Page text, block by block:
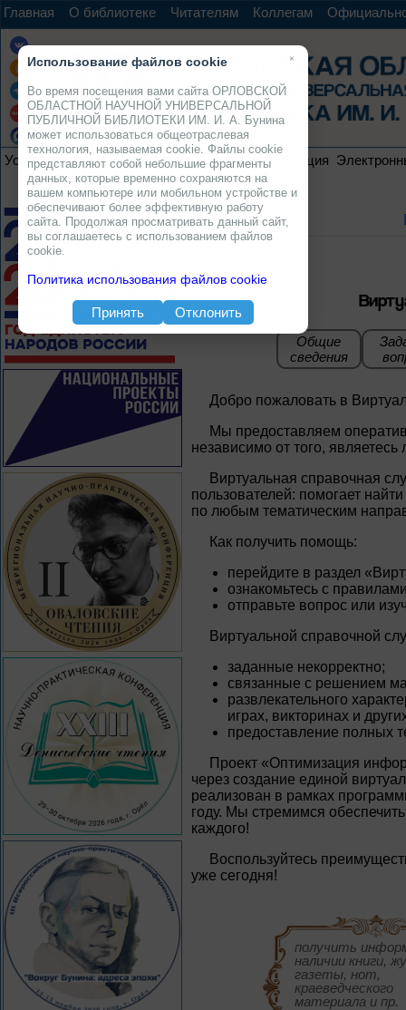
Главная О библиотеке Читателям Коллегам
Услуги Ресурсы Проекты Электронная коллекция
Общие
сведения
Добро пожаловать в
Мы предоставляем
независимо от того,
Виртуальная справочная
пользователей: помогает
по любым тематическим
Как получить помощь:
перейдите в раздел
ознакомьтесь с
отправьте вопрос или
Виртуальной справочной
заданные некорректно;
связанные с решением
развлекательного
играх, викторинах и
предоставление полных
Проект «Оптимизация
через создание единой
реализован в рамках
году. Мы стремимся
каждого!
Воспользуйтесь
уже сегодня!
получить
наличии книги,
газеты, нот,
краеведческого
материала и пр.
×
Использование файлов cookie
Во время посещения вами сайта ОРЛОВСКОЙ
ОБЛАСТНОЙ НАУЧНОЙ УНИВЕРСАЛЬНОЙ
ПУБЛИЧНОЙ БИБЛИОТЕКИ ИМ. И. А. Бунина
может использоваться общеотраслевая
технология, называемая cookie. Файлы cookie
представляют собой небольшие фрагменты
данных, которые временно сохраняются на
вашем компьютере или мобильном устройстве и
обеспечивают более эффективную работу
сайта. Продолжая просматривать данный сайт,
вы соглашаетесь с использованием файлов
cookie.
Политика использования файлов cookie
Принять Отклонить